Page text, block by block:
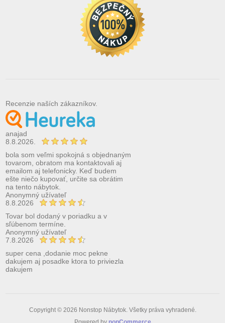
Recenzie naších zákazníkov.
anajad
8.8.2026.
bola som veľmi spokojná s objednaným
tovarom, obratom ma kontaktovali aj
emailom aj telefonicky. Keď budem
ešte niečo kupovať, určite sa obrátim
na tento nábytok.
Anonymný užívateľ
8.8.2026
Tovar bol dodaný v poriadku a v
sľúbenom termíne.
Anonymný užívateľ
7.8.2026
super cena ,dodanie moc pekne
dakujem aj posadke ktora to priviezla
dakujem
Copyright © 2026 Nonstop Nábytok. Všetky práva vyhradené.